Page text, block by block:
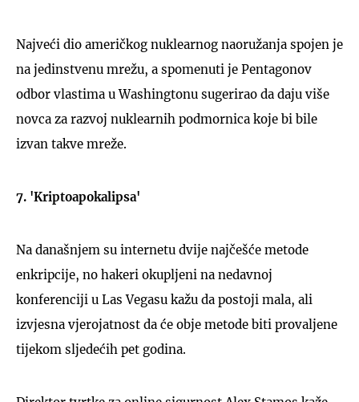
Najveći dio američkog nuklearnog naoružanja spojen je
na jedinstvenu mrežu, a spomenuti je Pentagonov
odbor vlastima u Washingtonu sugerirao da daju više
novca za razvoj nuklearnih podmornica koje bi bile
izvan takve mreže.
7. 'Kriptoapokalipsa'
Na današnjem su internetu dvije najčešće metode
enkripcije, no hakeri okupljeni na nedavnoj
konferenciji u Las Vegasu kažu da postoji mala, ali
izvjesna vjerojatnost da će obje metode biti provaljene
tijekom sljedećih pet godina.